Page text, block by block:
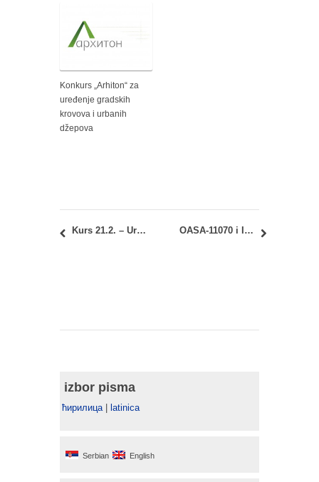
Konkurs „Arhiton“ za
uređenje gradskih
krovova i urbanih
džepova
Kurs 21.2. – Urbana obnova i gradovi Srbije: promena termina održavanja nastave OASA-11070 i IASA-11070 – Geometrija oblika 1: januarski rok – rezultati, uvid i RIBA uverenja
izbor pisma
ћирилица| latinica
Serbian English